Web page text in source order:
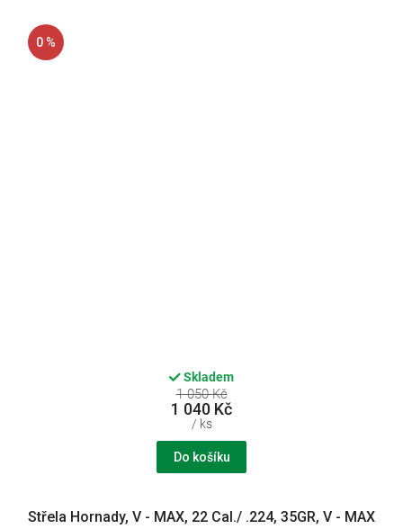
0 %
Skladem
1 050 Kč
1 040 Kč
/ ks
Do košíku
Střela Hornady, V - MAX, 22 Cal./ .224, 35GR, V - MAX